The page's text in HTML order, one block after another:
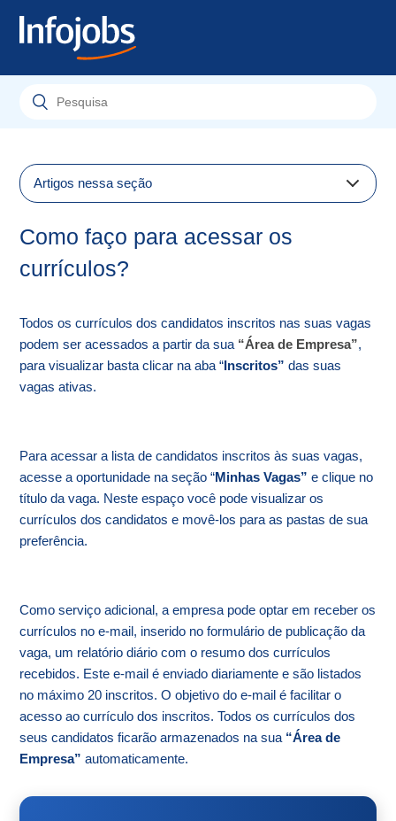
Artigos nessa seção
mail?
Como faço para acessar os
currículos?
Todos os currículos dos candidatos inscritos nas suas vagas
podem ser acessados a partir da sua “Área de Empresa”,
para visualizar basta clicar na aba “Inscritos”das suas
vagas ativas.
Para acessar a lista de candidatos inscritos às suas vagas,
acesse a oportunidade na seção “Minhas Vagas” e clique no
título da vaga. Neste espaço você pode visualizar os
currículos dos candidatos e movê-los para as pastas de sua
preferência.
Como serviço adicional, a empresa pode optar em receber os
currículos no e-mail, inserido no formulário de publicação da
vaga, um relatório diário com o resumo dos currículos
recebidos. Este e-mail é enviado diariamente e são listados
no máximo 20 inscritos. O objetivo do e-mail é facilitar o
acesso ao currículo dos inscritos. Todos os currículos dos
seus candidatos ficarão armazenados na sua “Área de
Empresa” automaticamente.